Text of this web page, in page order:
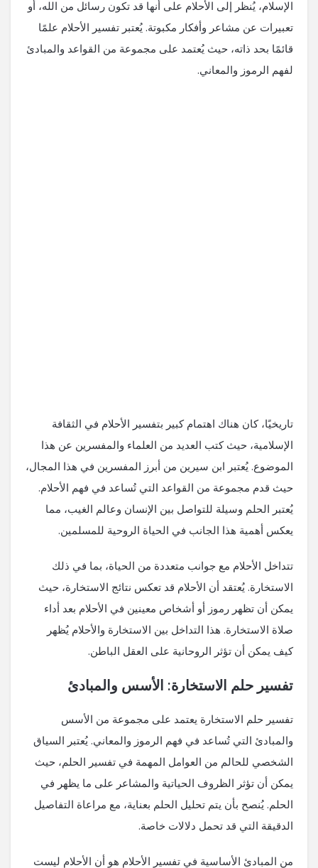
الإسلام، يُنظر إلى الأحلام على أنها قد تكون رسائل من الله، أو
تعبيرات عن مشاعر وأفكار مكبوتة. يُعتبر تفسير الأحلام علمًا
قائمًا بحد ذاته، حيث يُعتمد على مجموعة من القواعد والمبادئ
لفهم الرموز والمعاني.
تاريخيًا، كان هناك اهتمام كبير بتفسير الأحلام في الثقافة
الإسلامية، حيث كتب العديد من العلماء والمفسرين عن هذا
الموضوع. يُعتبر ابن سيرين من أبرز المفسرين في هذا المجال،
حيث قدم مجموعة من القواعد التي تُساعد في فهم الأحلام.
يُعتبر الحلم وسيلة للتواصل بين الإنسان وعالم الغيب، مما
يعكس أهمية هذا الجانب في الحياة الروحية للمسلمين.
تتداخل الأحلام مع جوانب متعددة من الحياة، بما في ذلك
الاستخارة. يُعتقد أن الأحلام قد تعكس نتائج الاستخارة، حيث
يمكن أن تظهر رموز أو أشخاص معينين في الأحلام بعد أداء
صلاة الاستخارة. هذا التداخل بين الاستخارة والأحلام يُظهر
كيف يمكن أن تؤثر الروحانية على العقل الباطن.
تفسير حلم الاستخارة: الأسس والمبادئ
تفسير حلم الاستخارة يعتمد على مجموعة من الأسس
والمبادئ التي تُساعد في فهم الرموز والمعاني. يُعتبر السياق
الشخصي للحالم من العوامل المهمة في تفسير الحلم، حيث
يمكن أن تؤثر الظروف الحياتية والمشاعر على ما يظهر في
الحلم. يُنصح بأن يتم تحليل الحلم بعناية، مع مراعاة التفاصيل
الدقيقة التي قد تحمل دلالات خاصة.
من المبادئ الأساسية في تفسير الأحلام هو أن الأحلام ليست